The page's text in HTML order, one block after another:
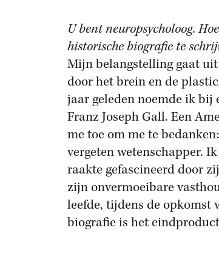
U bent neuropsycholoog.
historische biografie te
Mijn belangstelling gaat
door het brein en de
jaar geleden noemde ik bij
Franz Joseph Gall. Een
me toe om me te
vergeten wetenschapper.
raakte gefascineerd door
zijn onvermoeibare
leefde, tijdens de opkomst
biografie is het